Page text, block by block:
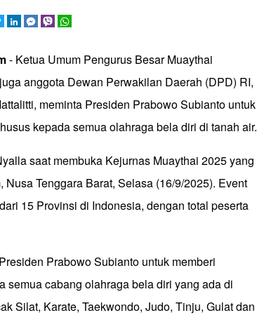
- Ketua Umum Pengurus Besar Muaythai
anggota Dewan Perwakilan Daerah (DPD) RI,
meminta Presiden Prabowo Subianto untuk
kepada semua olahraga bela diri di tanah air.
saat membuka Kejurnas Muaythai 2025 yang
Nusa Tenggara Barat, Selasa (16/9/2025). Event
15 Provinsi di Indonesia, dengan total peserta
Prabowo Subianto untuk memberi
semua cabang olahraga bela diri yang ada di
Silat, Karate, Taekwondo, Judo, Tinju, Gulat dan